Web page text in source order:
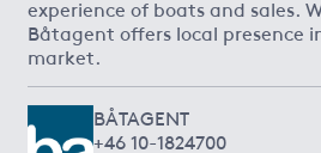
experience of boats and sales.
Båtagent offers local presence
market.
BÅTAGENT
+46 10-1824700